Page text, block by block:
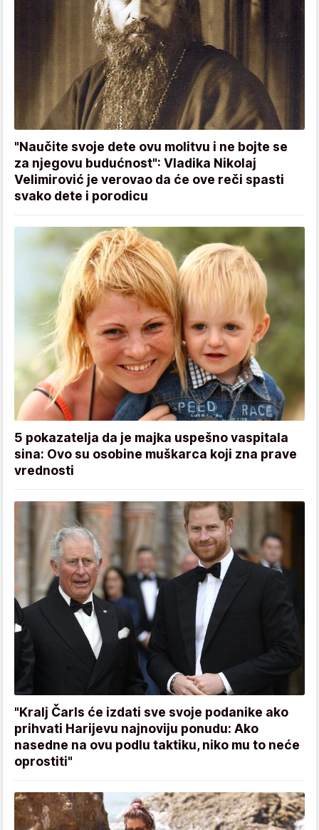
"Naučite svoje dete ovu molitvu i ne bojte se
za njegovu budućnost": Vladika Nikolaj
Velimirović je verovao da će ove reči spasti
svako dete i porodicu
5 pokazatelja da je majka uspešno vaspitala
sina: Ovo su osobine muškarca koji zna prave
vrednosti
"Kralj Čarls će izdati sve svoje podanike ako
prihvati Harijevu najnoviju ponudu: Ako
nasedne na ovu podlu taktiku, niko mu to neće
oprostiti"